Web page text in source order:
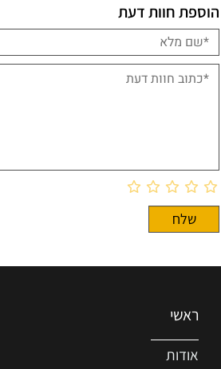
הוספת חוות דעת
ראשי
אודות